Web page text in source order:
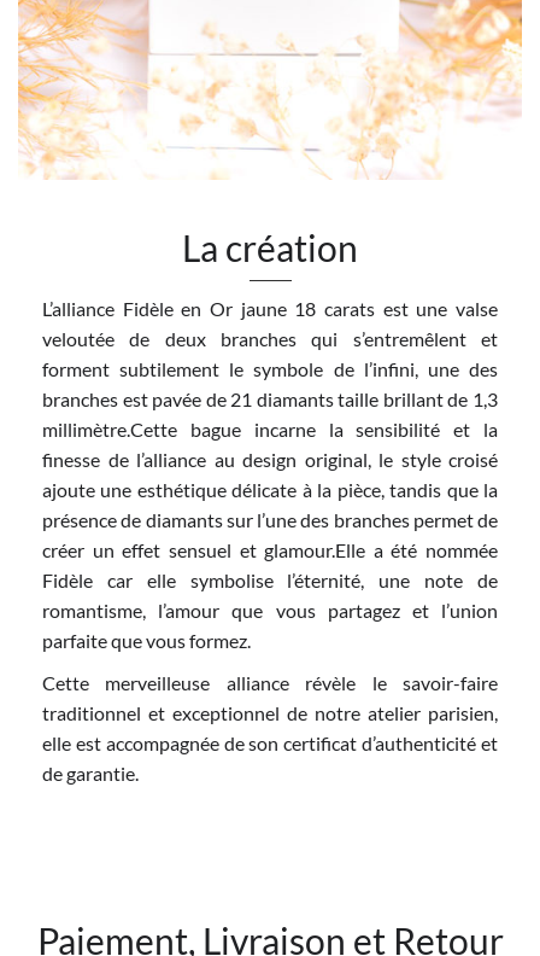
La création
L’alliance Fidèle en Or jaune 18 carats est une valse
veloutée de deux branches qui s’entremêlent et
forment subtilement le symbole de l’infini, une des
branches est pavée de 21 diamants taille brillant de 1,3
millimètre.Cette bague incarne la sensibilité et la
finesse de l’alliance au design original, le style croisé
ajoute une esthétique délicate à la pièce, tandis que la
présence de diamants sur l’une des branches permet de
créer un effet sensuel et glamour.Elle a été nommée
Fidèle car elle symbolise l’éternité, une note de
romantisme, l’amour que vous partagez et l’union
parfaite que vous formez.
Cette merveilleuse alliance révèle le savoir-faire
traditionnel et exceptionnel de notre atelier parisien,
elle est accompagnée de son certificat d’authenticité et
de garantie.
Paiement, Livraison et Retour